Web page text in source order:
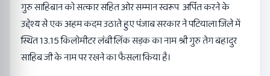
गुरु साहिबान को सत्कार सहित ओर सम्मान स्वरूप अर्पित करने के
उद्देश्य से एक अहम कदम उठाते हुए पंजाब सरकार ने पटियाला जिले में
स्थित 13.15 किलोमीटर लंबी लिंक सड़क का नाम श्री गुरु तेग बहादुर
साहिब जी के नाम पर रखने का फैसला किया है।